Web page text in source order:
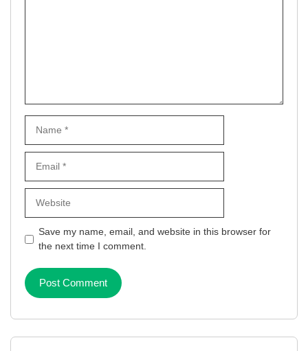
Save my name, email, and website in this browser for
the next time I comment.